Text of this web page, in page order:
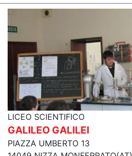
LICEO SCIENTIFICO
GALILEO GALILEI
PIAZZA UMBERTO 13